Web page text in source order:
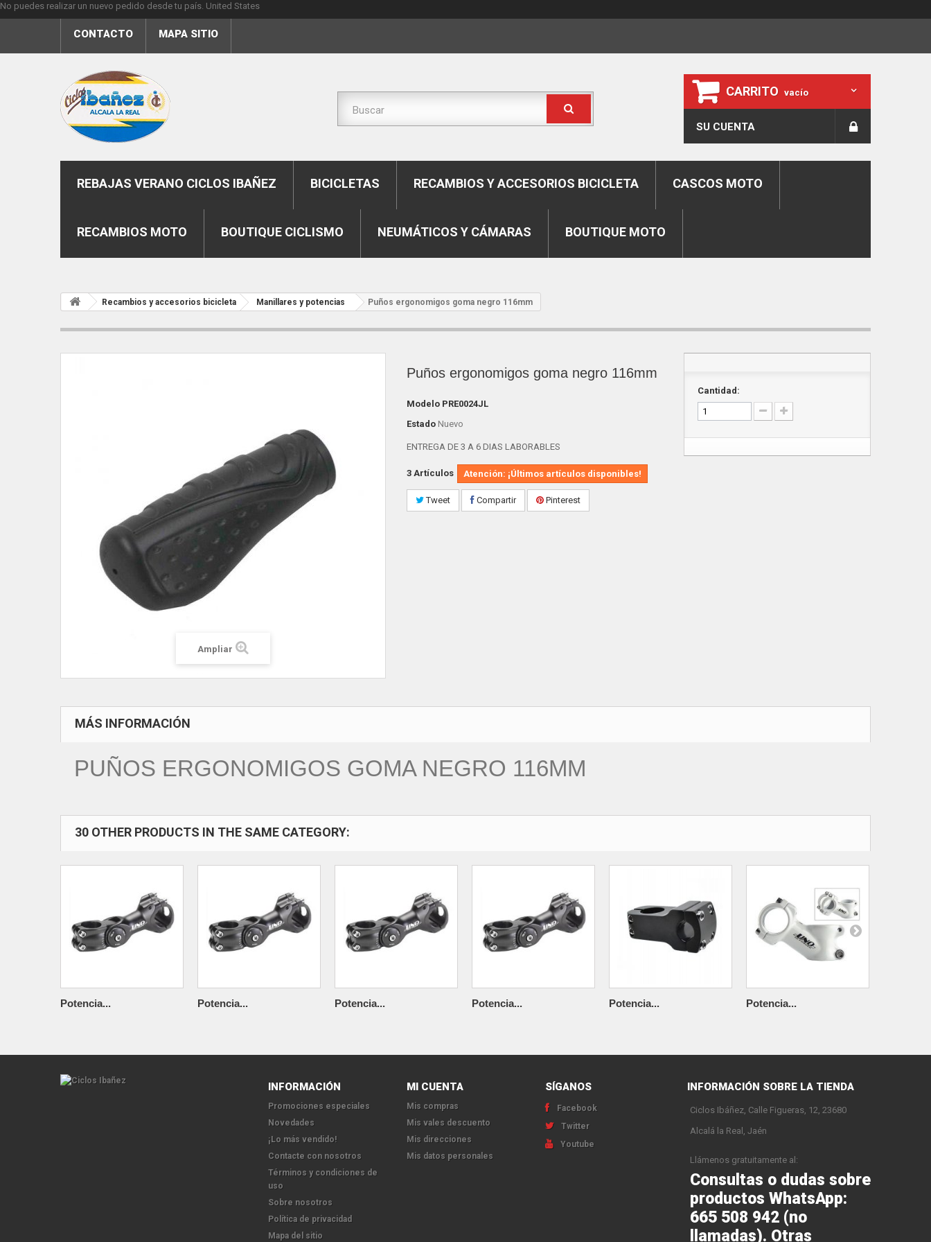
No puedes realizar un nuevo pedido desde tu país. United States
CONTACTO MAPA SITIO
CARRITO vacío
SU CUENTA
REBAJAS VERANO CICLOS IBAÑEZ BICICLETAS RECAMBIOS Y ACCESORIOS BICICLETA CASCOS MOTO
RECAMBIOS MOTO BOUTIQUE CICLISMO NEUMÁTICOS Y CÁMARAS BOUTIQUE MOTO
Recambios y accesorios bicicleta Manillares y potencias Puños ergonomigos goma negro 116mm
Ampliar
Puños ergonomigos goma negro 116mm
Modelo PRE0024JL
Estado Nuevo
ENTREGA DE 3 A 6 DIAS LABORABLES
3 Artículos Atención: ¡Últimos artículos disponibles!
Tweet Compartir Pinterest
Cantidad:
MÁS INFORMACIÓN
PUÑOS ERGONOMIGOS GOMA NEGRO 116MM
30 OTHER PRODUCTS IN THE SAME CATEGORY:
Potencia... Potencia... Potencia... Potencia... Potencia... Potencia...
INFORMACIÓN
Promociones especiales
Novedades
¡Lo más vendido!
Contacte con nosotros
Términos y condiciones de
uso
Sobre nosotros
Política de privacidad
Mapa del sitio
MI CUENTA
Mis compras
Mis vales descuento
Mis direcciones
Mis datos personales
SÍGANOS
Facebook
Twitter
Youtube
INFORMACIÓN SOBRE LA TIENDA
Ciclos Ibáñez, Calle Figueras, 12, 23680
Alcalá la Real, Jaén
Llámenos gratuitamente al:
Consultas o dudas sobre
productos WhatsApp:
665 508 942 (no
llamadas). Otras